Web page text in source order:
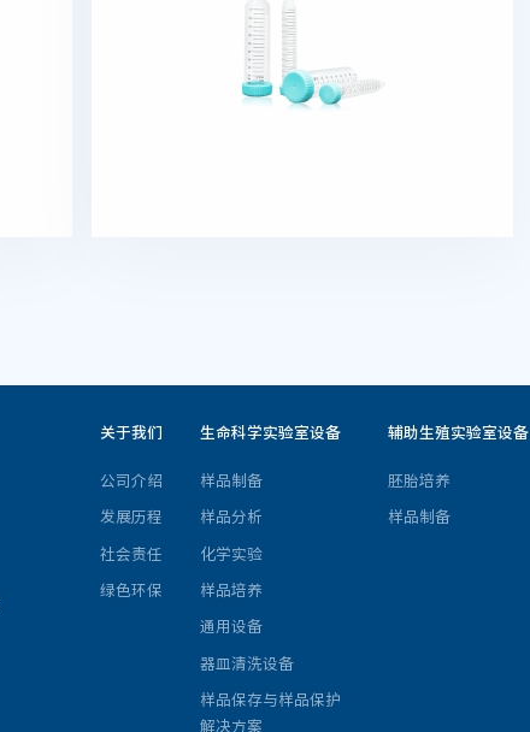
关于我们
公司介绍
发展历程
社会责任
绿色环保
生命科学实验室设备
样品制备
样品分析
化学实验
样品培养
通用设备
器皿清洗设备
样品保存与样品保护
解决方案
辅助生殖实验室设备
胚胎培养
样品制备